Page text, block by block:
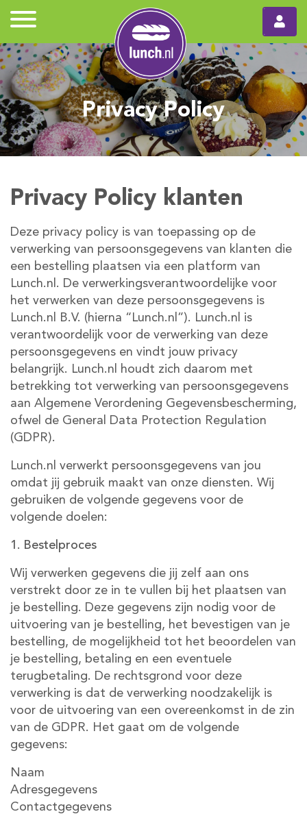
Privacy Policy
Privacy Policy klanten
Deze privacy policy is van toepassing op de
verwerking van persoonsgegevens van klanten die
een bestelling plaatsen via een platform van
Lunch.nl. De verwerkingsverantwoordelijke voor
het verwerken van deze persoonsgegevens is
Lunch.nl B.V. (hierna “Lunch.nl”). Lunch.nl is
verantwoordelijk voor de verwerking van deze
persoonsgegevens en vindt jouw privacy
belangrijk. Lunch.nl houdt zich daarom met
betrekking tot verwerking van persoonsgegevens
aan Algemene Verordening Gegevensbescherming,
ofwel de General Data Protection Regulation
(GDPR).
Lunch.nl verwerkt persoonsgegevens van jou
omdat jij gebruik maakt van onze diensten. Wij
gebruiken de volgende gegevens voor de
volgende doelen:
1. Bestelproces
Wij verwerken gegevens die jij zelf aan ons
verstrekt door ze in te vullen bij het plaatsen van
je bestelling. Deze gegevens zijn nodig voor de
uitvoering van je bestelling, het bevestigen van je
bestelling, de mogelijkheid tot het beoordelen van
je bestelling, betaling en een eventuele
terugbetaling. De rechtsgrond voor deze
verwerking is dat de verwerking noodzakelijk is
voor de uitvoering van een overeenkomst in de zin
van de GDPR. Het gaat om de volgende
gegevens:
Naam
Adresgegevens
Contactgegevens